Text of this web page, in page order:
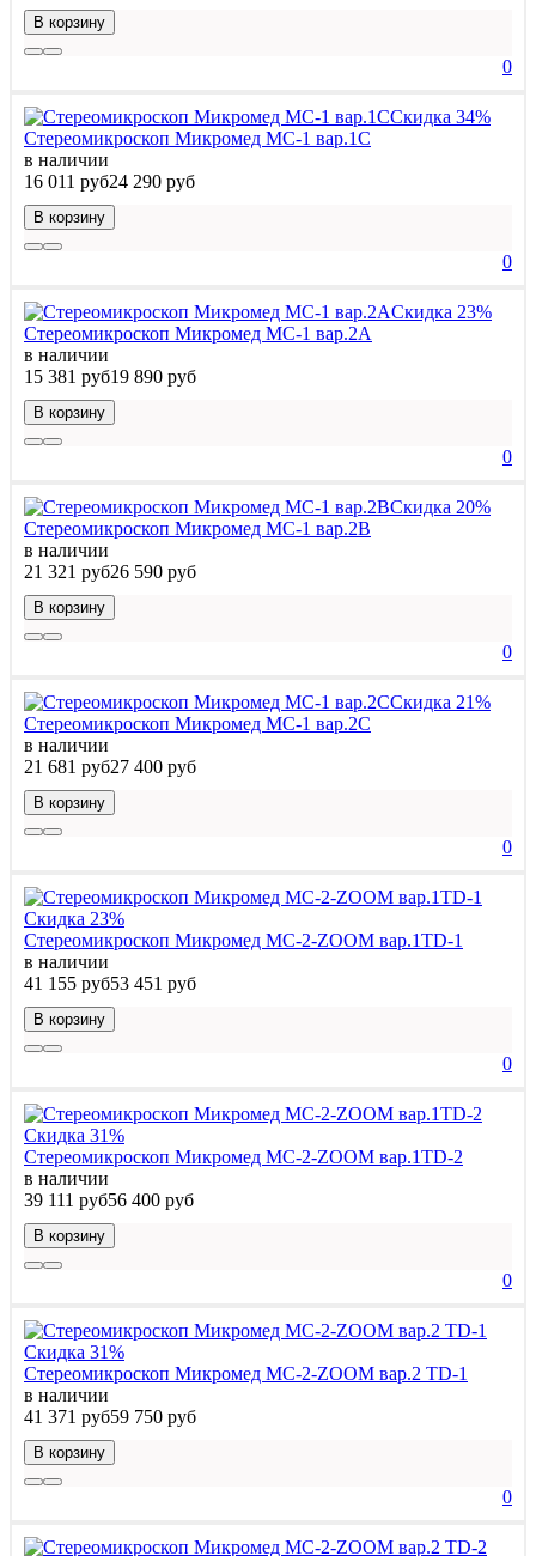
В корзину
0
Скидка 34%
Стереомикроскоп Микромед МС-1 вар.1C
в наличии
16 011 руб24 290 руб
В корзину
0
Скидка 23%
Стереомикроскоп Микромед МС-1 вар.2A
в наличии
15 381 руб19 890 руб
В корзину
0
Скидка 20%
Стереомикроскоп Микромед МС-1 вар.2B
в наличии
21 321 руб26 590 руб
В корзину
0
Скидка 21%
Стереомикроскоп Микромед МС-1 вар.2C
в наличии
21 681 руб27 400 руб
В корзину
0
Скидка 23%
Стереомикроскоп Микромед МС-2-ZOOM вар.1TD-1
в наличии
41 155 руб53 451 руб
В корзину
0
Скидка 31%
Стереомикроскоп Микромед МС-2-ZOOM вар.1TD-2
в наличии
39 111 руб56 400 руб
В корзину
0
Скидка 31%
Стереомикроскоп Микромед МС-2-ZOOM вар.2 TD-1
в наличии
41 371 руб59 750 руб
В корзину
0